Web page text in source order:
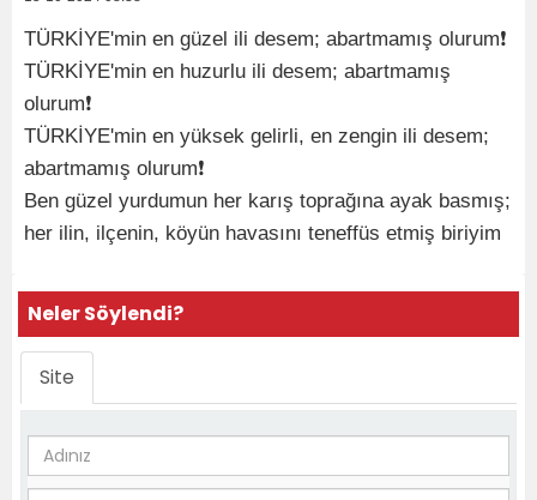
TÜRKİYE'min en güzel ili desem; abartmamış olurum❗️
TÜRKİYE'min en huzurlu ili desem; abartmamış
olurum❗️
TÜRKİYE'min en yüksek gelirli, en zengin ili desem;
abartmamış olurum❗️
Ben güzel yurdumun her karış toprağına ayak basmış;
her ilin, ilçenin, köyün havasını teneffüs etmiş biriyim
Neler Söylendi?
Site